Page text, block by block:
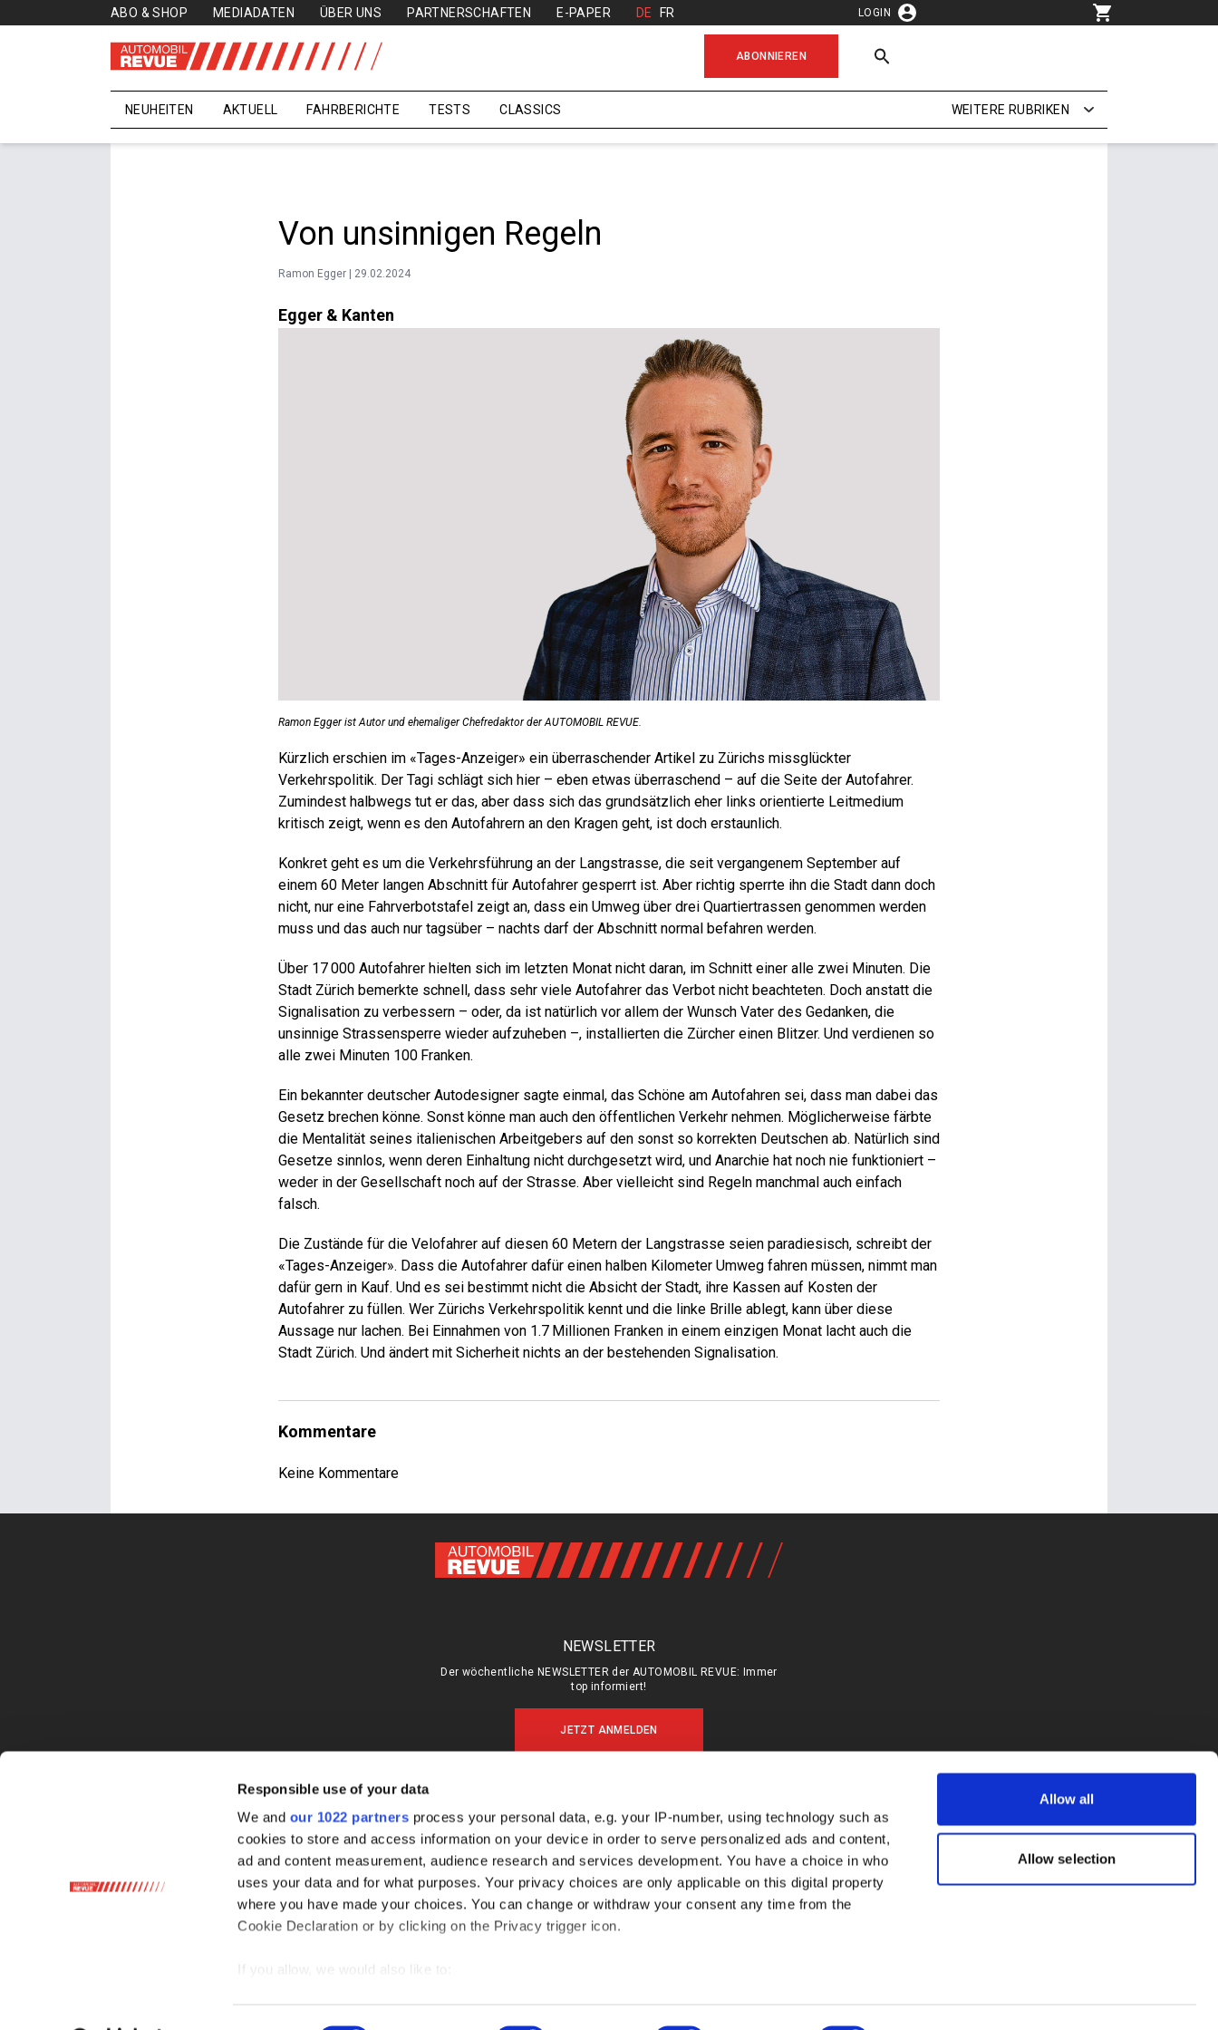
Responsible use of your data
We and our 1022 partners process your personal data, e.g. your IP-number, using technology such as
cookies to store and access information on your device in order to serve personalized ads and content,
ad and content measurement, audience research and services development. You have a choice in who
uses your data and for what purposes. Your privacy choices are only applicable on this digital property
where you have made your choices. You can change or withdraw your consent any time from the
Cookie Declaration or by clicking on the Privacy trigger icon.
If you allow, we would also like to:
Allow all
Allow selection
ABO & SHOP MEDIADATEN ÜBER UNS PARTNERSCHAFTEN E-PAPER DE FR LOGIN
ABONNIEREN
NEUHEITEN AKTUELL FAHRBERICHTE TESTS CLASSICS WEITERE RUBRIKEN
Von unsinnigen Regeln
Ramon Egger | 29.02.2024
Egger & Kanten
Ramon Egger ist Autor und ehemaliger Chefredaktor der AUTOMOBIL REVUE.
Kürzlich erschien im «Tages-Anzeiger» ein überraschender Artikel zu Zürichs missglückter
Verkehrspolitik. Der Tagi schlägt sich hier – eben etwas überraschend – auf die Seite der Autofahrer.
Zumindest halbwegs tut er das, aber dass sich das grundsätzlich eher links orientierte Leit­medium
kritisch zeigt, wenn es den Autofahrern an den Kragen geht, ist doch erstaunlich.
Konkret geht es um die Verkehrsführung an der Langstrasse, die seit vergangenem September auf
einem 60 Meter langen Abschnitt für Autofahrer gesperrt ist. Aber richtig sperrte ihn die Stadt dann doch
nicht, nur eine Fahrverbotstafel zeigt an, dass ein Umweg über drei Quartiertrassen genommen werden
muss und das auch nur tagsüber – nachts darf der Abschnitt normal befahren werden.
Über 17 000 Autofahrer hielten sich im letzten Monat nicht daran, im Schnitt einer alle zwei Minuten. Die
Stadt Zürich bemerkte schnell, dass sehr viele Autofahrer das Verbot nicht beachteten. Doch anstatt die
Signalisa­tion zu verbessern – oder, da ist natürlich vor allem der Wunsch Vater des Gedanken, die
unsinnige Strassensperre wieder aufzuheben –, installierten die Zürcher einen Blitzer. Und verdienen so
alle zwei Minuten 100 Franken.
Ein bekannter deutscher Autodesigner sagte einmal, das Schöne am Autofahren sei, dass man dabei das
Gesetz brechen könne. Sonst könne man auch den öffentlichen Verkehr nehmen. Möglicherweise färbte
die Mentalität seines italienischen Arbeitgebers auf den sonst so korrekten Deutschen ab. Natürlich sind
Gesetze sinnlos, wenn deren Einhaltung nicht durchgesetzt wird, und Anarchie hat noch nie funktioniert –
weder in der Gesellschaft noch auf der Strasse. Aber vielleicht sind Regeln manchmal auch einfach
falsch.
Die Zustände für die Velofahrer auf diesen 60 Metern der Langstrasse seien paradiesisch, schreibt der
«Tages-Anzeiger». Dass die Autofahrer dafür einen halben Kilometer Umweg fahren müssen, nimmt man
dafür gern in Kauf. Und es sei bestimmt nicht die Absicht der Stadt, ihre Kassen auf Kosten der
Autofahrer zu füllen. Wer Zürichs Verkehrspolitik kennt und die linke Brille ablegt, kann über diese
Aussage nur lachen. Bei Einnahmen von 1.7 Millionen Franken in einem einzigen Monat lacht auch die
Stadt Zürich. Und ändert mit Sicherheit nichts an der bestehenden Signalisation.
Kommentare
Keine Kommentare
NEWSLETTER
Der wöchentliche NEWSLETTER der AUTOMOBIL REVUE: Immer
top informiert!
JETZT ANMELDEN
MEIN ABO (LOGIN)
ABO & SHOP
E-PAPER
KÜNDIGUNG
DATENSCHUTZ
ÜBER UNS
MEDIADATEN
KONTAKT
IMPRESSUM